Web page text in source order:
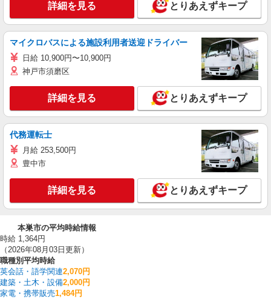
詳細を見る とりあえずキープ
マイクロバスによる施設利用者送迎ドライバー
日給 10,900円〜10,900円
神戸市須磨区
詳細を見る とりあえずキープ
代務運転士
月給 253,500円
豊中市
詳細を見る とりあえずキープ
本巣市の平均時給情報
時給 1,364円
（2026年08月03日更新）
職種別平均時給
英会話・語学関連2,070円
建築・土木・設備2,000円
家電・携帯販売1,484円